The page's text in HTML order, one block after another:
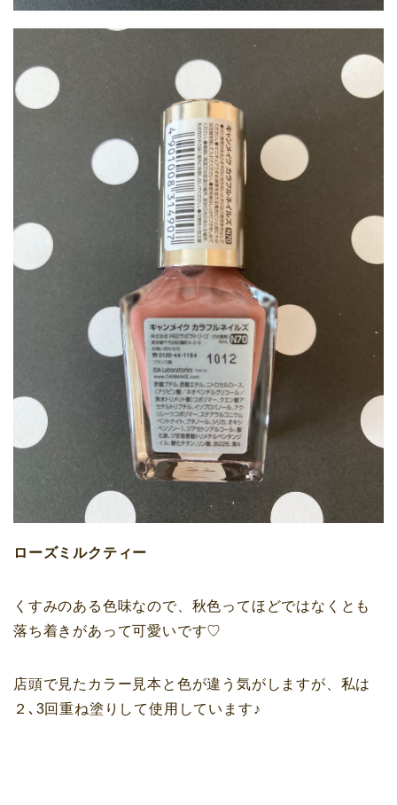
ローズミルクティー
くすみのある色味なので、秋色ってほどではなくとも
落ち着きがあって可愛いです♡
店頭で見たカラー見本と色が違う気がしますが、私は
２､3回重ね塗りして使用しています♪